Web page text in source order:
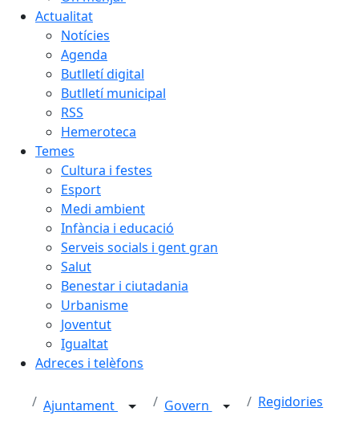
Actualitat
Notícies
Agenda
Butlletí digital
Butlletí municipal
RSS
Hemeroteca
Temes
Cultura i festes
Esport
Medi ambient
Infància i educació
Serveis socials i gent gran
Salut
Benestar i ciutadania
Urbanisme
Joventut
Igualtat
Adreces i telèfons
Ajuntament Govern Regidories